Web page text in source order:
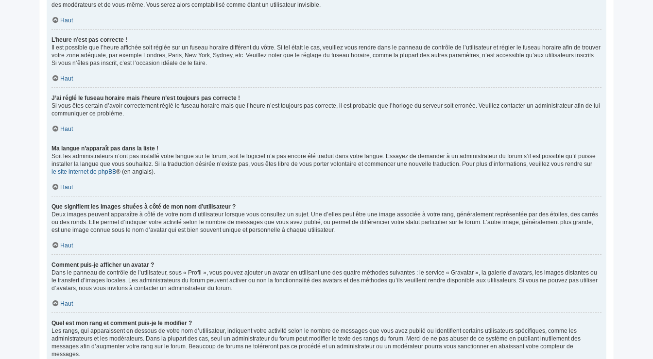
des modérateurs et de vous-même. Vous serez alors comptabilisé comme étant un utilisateur invisible.
Haut
L’heure n’est pas correcte !
Il est possible que l’heure affichée soit réglée sur un fuseau horaire différent du vôtre. Si tel était le cas, veuillez vous rendre dans le panneau de contrôle de l’utilisateur et régler le fuseau horaire afin de trouver
votre zone adéquate, par exemple Londres, Paris, New York, Sydney, etc. Veuillez noter que le réglage du fuseau horaire, comme la plupart des autres paramètres, n’est accessible qu’aux utilisateurs inscrits.
Si vous n’êtes pas inscrit, c’est l’occasion idéale de le faire.
Haut
J’ai réglé le fuseau horaire mais l’heure n’est toujours pas correcte !
Si vous êtes certain d’avoir correctement réglé le fuseau horaire mais que l’heure n’est toujours pas correcte, il est probable que l’horloge du serveur soit erronée. Veuillez contacter un administrateur afin de lui
communiquer ce problème.
Haut
Ma langue n’apparaît pas dans la liste !
Soit les administrateurs n’ont pas installé votre langue sur le forum, soit le logiciel n’a pas encore été traduit dans votre langue. Essayez de demander à un administrateur du forum s’il est possible qu’il puisse
installer la langue que vous souhaitez. Si la traduction désirée n’existe pas, vous êtes libre de vous porter volontaire et commencer une nouvelle traduction. Pour plus d’informations, veuillez vous rendre sur
le site internet de phpBB® (en anglais).
Haut
Que signifient les images situées à côté de mon nom d’utilisateur ?
Deux images peuvent apparaître à côté de votre nom d’utilisateur lorsque vous consultez un sujet. Une d’elles peut être une image associée à votre rang, généralement représentée par des étoiles, des carrés
ou des ronds. Elle permet d’indiquer votre activité selon le nombre de messages que vous avez publié, ou permet de différencier votre statut particulier sur le forum. L’autre image, généralement plus grande,
est une image connue sous le nom d’avatar qui est bien souvent unique et personnelle à chaque utilisateur.
Haut
Comment puis-je afficher un avatar ?
Dans le panneau de contrôle de l’utilisateur, sous « Profil », vous pouvez ajouter un avatar en utilisant une des quatre méthodes suivantes : le service « Gravatar », la galerie d’avatars, les images distantes ou
le transfert d’images locales. Les administrateurs du forum peuvent activer ou non la fonctionnalité des avatars et des méthodes qu’ils veuillent rendre disponible aux utilisateurs. Si vous ne pouvez pas utiliser
d’avatars, nous vous invitons à contacter un administrateur du forum.
Haut
Quel est mon rang et comment puis-je le modifier ?
Les rangs, qui apparaissent en dessous de votre nom d’utilisateur, indiquent votre activité selon le nombre de messages que vous avez publié ou identifient certains utilisateurs spécifiques, comme les
administrateurs et les modérateurs. Dans la plupart des cas, seul un administrateur du forum peut modifier le texte des rangs du forum. Merci de ne pas abuser de ce système en publiant inutilement des
messages afin d’augmenter votre rang sur le forum. Beaucoup de forums ne toléreront pas ce procédé et un administrateur ou un modérateur pourra vous sanctionner en abaissant votre compteur de
messages.